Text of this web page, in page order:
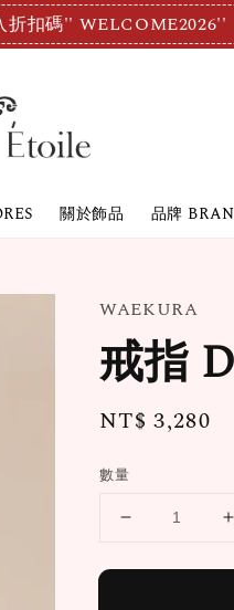
折扣碼'' WELCOME2026''
關於飾品 品牌
WAEKURA
戒指
Regular
NT$ 3,280
數量